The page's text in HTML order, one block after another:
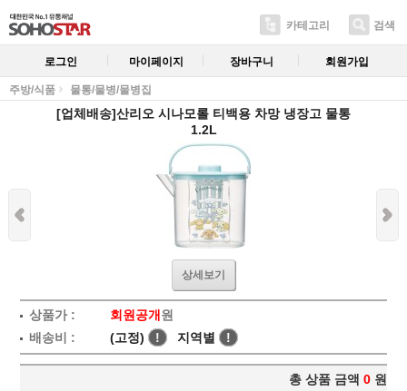
카테고리 검색
로그인 마이페이지 장바구니 회원가입
주방/식품 물통/물병/물병집
[업체배송]산리오 시나모롤 티백용 차망 냉장고 물통
1.2L
상세보기
상품가 : 회원공개 원
배송비 :
(고정) ! 지역별 !
총 상품 금액 0 원